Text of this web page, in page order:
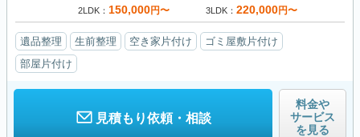
2LDK 150,000円〜 3LDK 220,000円〜
遺品整理 生前整理 空き家片付け
ゴミ屋敷片付け
部屋片付け
見積もり依頼・相談
料金や
サービス
を見る